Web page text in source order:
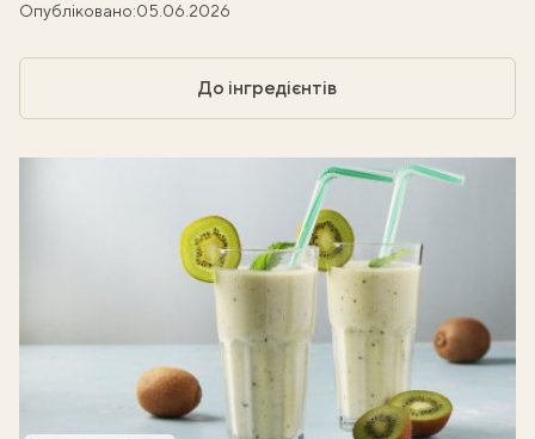
Опубліковано:05.06.2026
До інгредієнтів